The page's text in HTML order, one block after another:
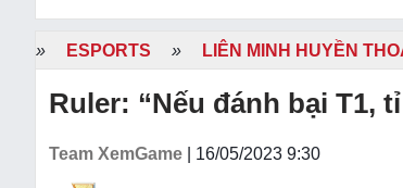
» ESPORTS » LIÊN MINH HUYỀN
Ruler: “Nếu đánh bại T1,
Team XemGame | 16/05/2023 9:30